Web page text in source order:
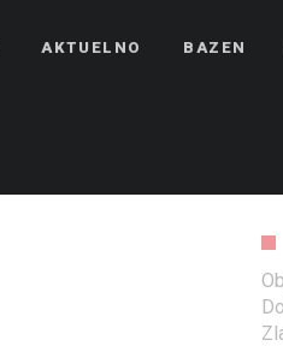
AKTUELNO BAZEN